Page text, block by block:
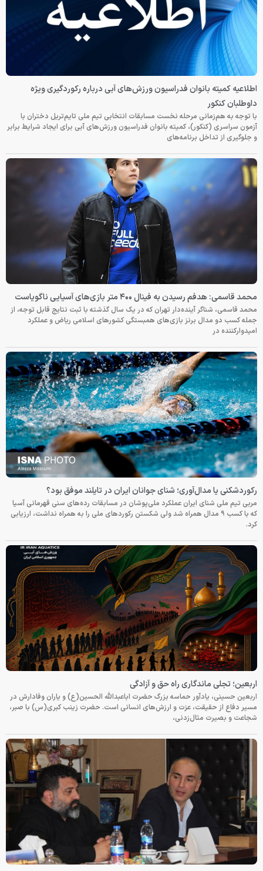
اطلاعیه کمیته بانوان فدراسیون ورزش‌های آبی درباره رکوردگیری ویژه
داوطلبان کنکور
با توجه به هم‌زمانی مرحله نخست مسابقات انتخابی تیم ملی تایم‌تریل دختران با
آزمون سراسری (کنکور)، کمیته بانوان فدراسیون ورزش‌های آبی برای ایجاد شرایط برابر
و جلوگیری از تداخل برنامه‌های
محمد قاسمی: هدفم رسیدن به فینال ۴۰۰ متر بازی‌های آسیایی ناگویاست
محمد قاسمی، شناگر آینده‌دار تهران که در یک سال گذشته با ثبت نتایج قابل توجه، از
جمله کسب دو مدال برنز بازی‌های همبستگی کشورهای اسلامی ریاض و عملکرد
امیدوارکننده در
رکوردشکنی یا مدال‌آوری؛ شنای جوانان ایران در تایلند موفق بود؟
مربی تیم ملی شنای ایران عملکرد ملی‌پوشان در مسابقات رده‌های سنی قهرمانی آسیا
که با کسب ۹ مدال همراه شد ولی شکستن رکوردهای ملی را به همراه نداشت، ارزیابی
کرد.
اربعین؛ تجلی ماندگاری راه حق و آزادگی
اربعین حسینی، یادآور حماسه بزرگ حضرت اباعبدالله الحسین(ع) و یاران وفادارش در
مسیر دفاع از حقیقت، عزت و ارزش‌های انسانی است. حضرت زینب کبری(س) با صبر،
شجاعت و بصیرت مثال‌زدنی،